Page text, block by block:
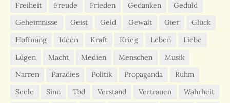
Freiheit
Freude Frieden Gedanken
Geduld
Geheimnisse
Geist Geld Gewalt Gier
Glück
Hoffnung
Ideen Kraft Krieg Leben
Liebe
Lügen
Macht Medien Menschen
Musik
Narren
Paradies Politik Propaganda
Ruhm
Seele
Sinn Tod Verstand Vertrauen
Wahrheit